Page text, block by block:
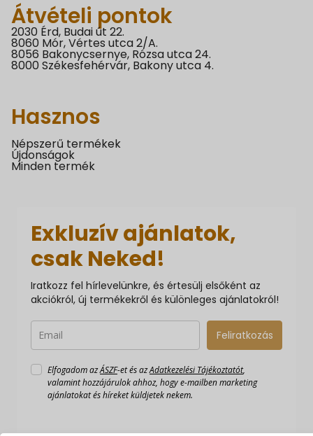
Átvételi pontok
2030 Érd, Budai út 22.
8060 Mór, Vértes utca 2/A.
8056 Bakonycsernye, Rózsa utca 24.
8000 Székesfehérvár, Bakony utca 4.
Hasznos
Népszerű termékek
Újdonságok
Minden termék
Exkluzív ajánlatok,
csak Neked!
Iratkozz fel hírlevelünkre, és értesülj elsőként az
akciókról, új termékekről és különleges ajánlatokról!
Feliratkozás
Elfogadom azÁSZF-et és azAdatkezelési Tájékoztatót,
valamint hozzájárulok ahhoz, hogy e-mailben marketing
ajánlatokat és híreket küldjetek nekem.